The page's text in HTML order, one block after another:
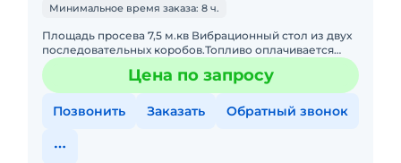
Минимальное время заказа: 8 ч.
Площадь просева 7,5 м.кв Вибрационный стол из двух
последовательных коробов.Топливо оплачивается
отдельно. Техника с малой наработкой. С оператором.
Пакет отчет
Цена по запросу
Позвонить Заказать Обратный звонок